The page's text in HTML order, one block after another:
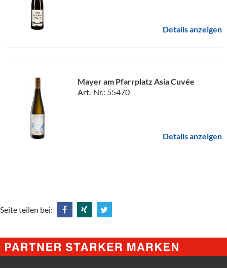
Details anzeigen
Mayer am Pfarrplatz Asia Cuvée
Art.-Nr.: 55470
Details anzeigen
Seite teilen bei:
@
Facebook
@
Xing
@
Twitter